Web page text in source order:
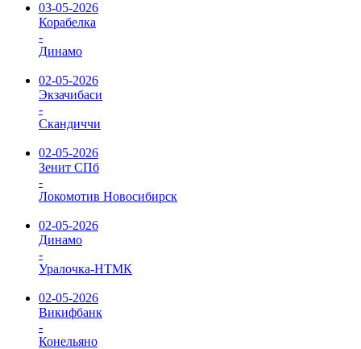
03-05-2026
Корабелка
-
Динамо
02-05-2026
Экзачибаси
-
Скандиччи
02-05-2026
Зенит СПб
-
Локомотив Новосибирск
02-05-2026
Динамо
-
Уралочка-НТМК
02-05-2026
Викифбанк
-
Конельяно